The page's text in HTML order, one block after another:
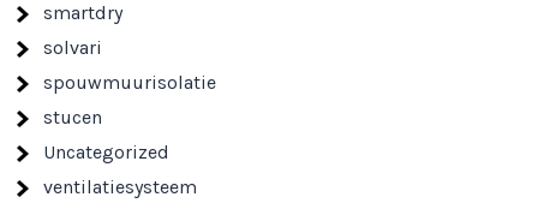
smartdry
solvari
spouwmuurisolatie
stucen
Uncategorized
ventilatiesysteem